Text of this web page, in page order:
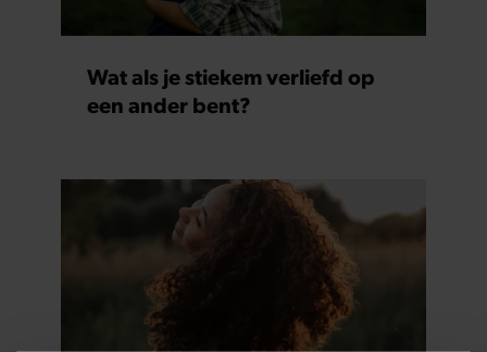
Wat als je stiekem verliefd op
een ander bent?